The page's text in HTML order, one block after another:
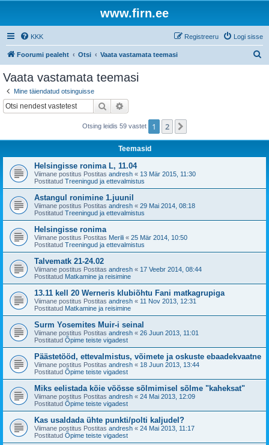
www.firn.ee
KKK Logi sisse
Registreeru
Foorumi pealeht Otsi Vaata vastamata teemasi
Vaata vastamata teemasi
Mine täiendatud otsinguisse
Otsi
Otsing leidis 59 vastet 1 2
Teemasid
Helsingisse ronima L, 11.04
Viimane postitus Postitas andresh « 13 Mär 2015, 11:30
Postitatud Treeningud ja ettevalmistus
Astangul ronimine 1.juunil
Viimane postitus Postitas andresh « 29 Mai 2014, 08:18
Postitatud Treeningud ja ettevalmistus
Helsingisse ronima
Viimane postitus Postitas Merili « 25 Mär 2014, 10:50
Postitatud Treeningud ja ettevalmistus
Talvematk 21-24.02
Viimane postitus Postitas andresh « 17 Veebr 2014, 08:44
Postitatud Matkamine ja reisimine
13.11 kell 20 Werneris klubiõhtu Fani matkagrupiga
Viimane postitus Postitas andresh « 11 Nov 2013, 12:31
Postitatud Matkamine ja reisimine
Surm Yosemites Muir-i seinal
Viimane postitus Postitas andresh « 26 Juun 2013, 11:01
Postitatud Õpime teiste vigadest
Päästetööd, ettevalmistus, võimete ja oskuste ebaadekvaatne
Viimane postitus Postitas andresh « 18 Juun 2013, 13:44
Postitatud Õpime teiste vigadest
Miks eelistada köie vöösse sõlmimisel sõlme "kaheksat"
Viimane postitus Postitas andresh « 24 Mai 2013, 12:09
Postitatud Õpime teiste vigadest
Kas usaldada ühte punkti/polti kaljudel?
Viimane postitus Postitas andresh « 24 Mai 2013, 11:17
Postitatud Õpime teiste vigadest